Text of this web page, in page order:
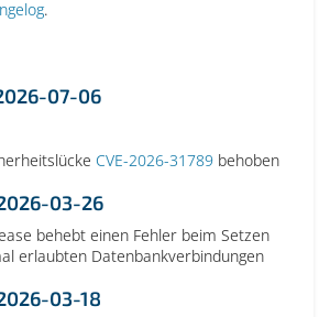
.
07-06
CVE-2026-31789 behoben
03-26
behebt einen Fehler beim Setzen
erlaubten Datenbankverbindungen
03-18